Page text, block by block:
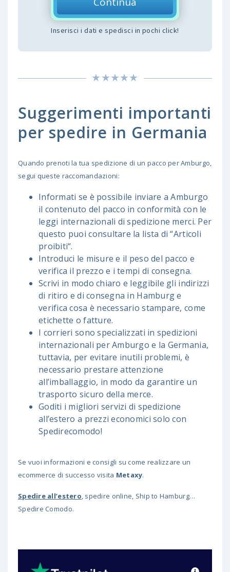
Inserisci i dati e spedisci in pochi click!
Suggerimenti importanti
per spedire in Germania
Quando prenoti la tua spedizione di un pacco per Amburgo,
segui queste raccomandazioni:
Informati se è possibile inviare a Amburgo
il contenuto del pacco in conformità con le
leggi internazionali di spedizione merci. Per
questo puoi consultare la lista di “Articoli
proibiti“.
Introduci le misure e il peso del pacco e
verifica il prezzo e i tempi di consegna.
Scrivi in modo chiaro e leggibile gli indirizzi
di ritiro e di consegna in Hamburg e
verifica cosa è necessario stampare, come
etichette o fatture.
I corrieri sono specializzati in spedizioni
internazionali per Amburgo e la Germania,
tuttavia, per evitare inutili problemi, è
necessario prestare attenzione
all’imballaggio, in modo da garantire un
trasporto sicuro della merce.
Goditi i migliori servizi di spedizione
all’estero a prezzi economici solo con
Spedirecomodo!
Se vuoi informazioni e consigli su come realizzare un
ecommerce di successo visita Metaxy.
Spedire all’estero, spedire online, Ship to Hamburg…
Spedire Comodo.